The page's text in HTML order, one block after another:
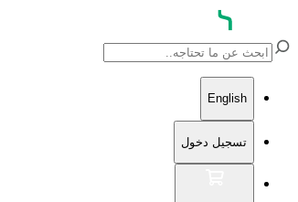
English
تسجيل دخول